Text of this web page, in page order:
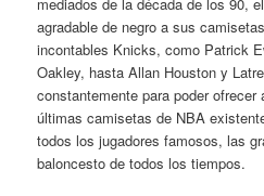
agradable de negro a sus
incontables Knicks, como Patrick
Oakley, hasta Allan Houston y
constantemente para poder
últimas camisetas de NBA
todos los jugadores famosos, las
baloncesto de todos los tiempos.